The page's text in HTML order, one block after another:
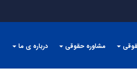
مشاوره حقوقی درباره ی ما